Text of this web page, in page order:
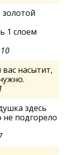
1 слоем
насытит,
здесь
не подгорело